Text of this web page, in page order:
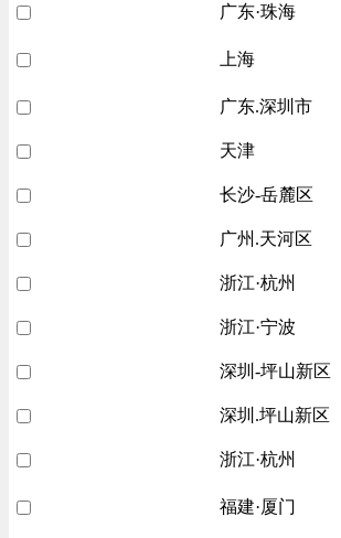
广东·珠海
上海
广东.深圳市
天津
长沙-岳麓区
广州.天河区
浙江·杭州
浙江·宁波
深圳-坪山新区
深圳.坪山新区
浙江·杭州
福建·厦门